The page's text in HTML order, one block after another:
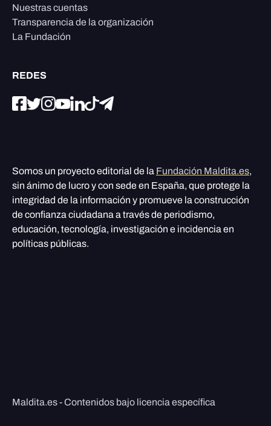
Nuestras cuentas
Transparencia de la organización
La Fundación
REDES
Somos un proyecto editorial de la Fundación Maldita.es,
sin ánimo de lucro y con sede en España, que protege la
integridad de la información y promueve la construcción
de confianza ciudadana a través de periodismo,
educación, tecnología, investigación e incidencia en
políticas públicas.
Maldita.es - Contenidos bajo licencia específica